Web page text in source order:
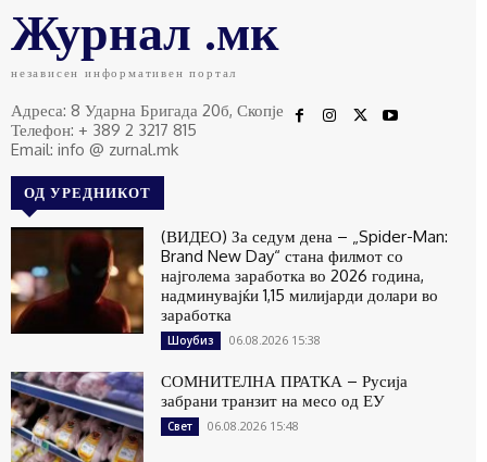
Журнал .мк
независен информативен портал
Адреса: 8 Ударна Бригада 20б, Скопје
Телефон: + 389 2 3217 815
Email: info @ zurnal.mk
ОД УРЕДНИКОТ
(ВИДЕО) За седум дена – „Spider-Man:
Brand New Day“ стана филмот со
најголема заработка во 2026 година,
надминувајќи 1,15 милијарди долари во
заработка
Шоубиз 06.08.2026 15:38
СОМНИТЕЛНА ПРАТКА – Русија
забрани транзит на месо од ЕУ
Свет 06.08.2026 15:48